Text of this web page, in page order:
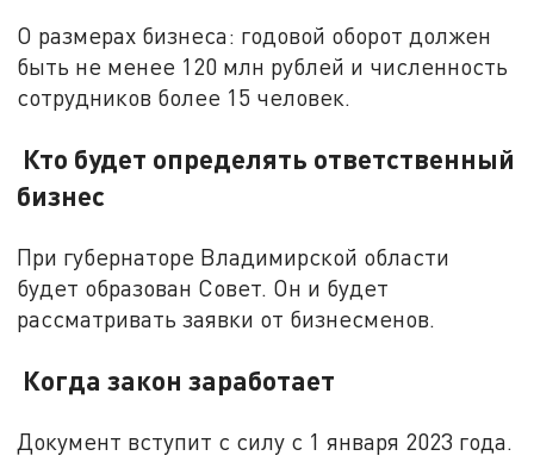
О размерах бизнеса: годовой оборот должен
быть не менее 120 млн рублей и численность
сотрудников более 15 человек.
Кто будет определять ответственный
бизнес
При губернаторе Владимирской области
будет образован Совет. Он и будет
рассматривать заявки от бизнесменов.
Когда закон заработает
Документ вступит с силу с 1 января 2023 года.